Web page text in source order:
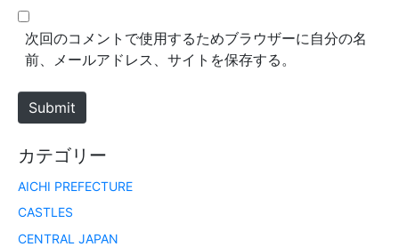
*
b
e
次回のコメントで使用するためブラウザーに自分の名
前、メールアドレス、サイトを保存する。
Submit
カテゴリー
AICHI PREFECTURE
CASTLES
CENTRAL JAPAN